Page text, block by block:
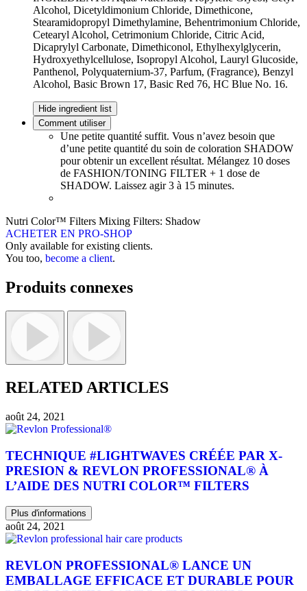
Alcohol, Dicetyldimonium Chloride, Dimethicone,
Stearamidopropyl Dimethylamine, Behentrimonium Chloride,
Cetearyl Alcohol, Cetrimonium Chloride, Citric Acid,
Dicaprylyl Carbonate, Dimethiconol, Ethylhexylglycerin,
Hydroxyethylcellulose, Isopropyl Alcohol, Lauryl Glucoside,
Panthenol, Polyquaternium-37, Parfum, (Fragrance), Benzyl
Alcohol, Basic Brown 17, Basic Red 76, HC Blue No. 16.
Hide ingredient list
Comment utiliser
Une petite quantité suffit. Vous n’avez besoin que
d’une petite quantité du soin de coloration SHADOW
pour obtenir un excellent résultat. Mélangez 10 doses
de FASHION/TONING FILTER + 1 dose de
SHADOW. Laissez agir 3 à 15 minutes.
Nutri Color™ Filters Mixing Filters: Shadow
ACHETER EN PRO-SHOP
Only available for existing clients.
You too, become a client.
Produits connexes
RELATED ARTICLES
août 24, 2021
TECHNIQUE #LIGHTWAVES CRÉÉE PAR X-
PRESION & REVLON PROFESSIONAL® À
L’AIDE DES NUTRI COLOR™ FILTERS
Plus d'informations
août 24, 2021
REVLON PROFESSIONAL® LANCE UN
EMBALLAGE EFFICACE ET DURABLE POUR